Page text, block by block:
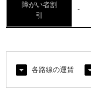
障がい者割
引
-
各路線の運賃